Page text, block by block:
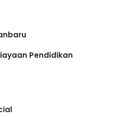
Pendidikan